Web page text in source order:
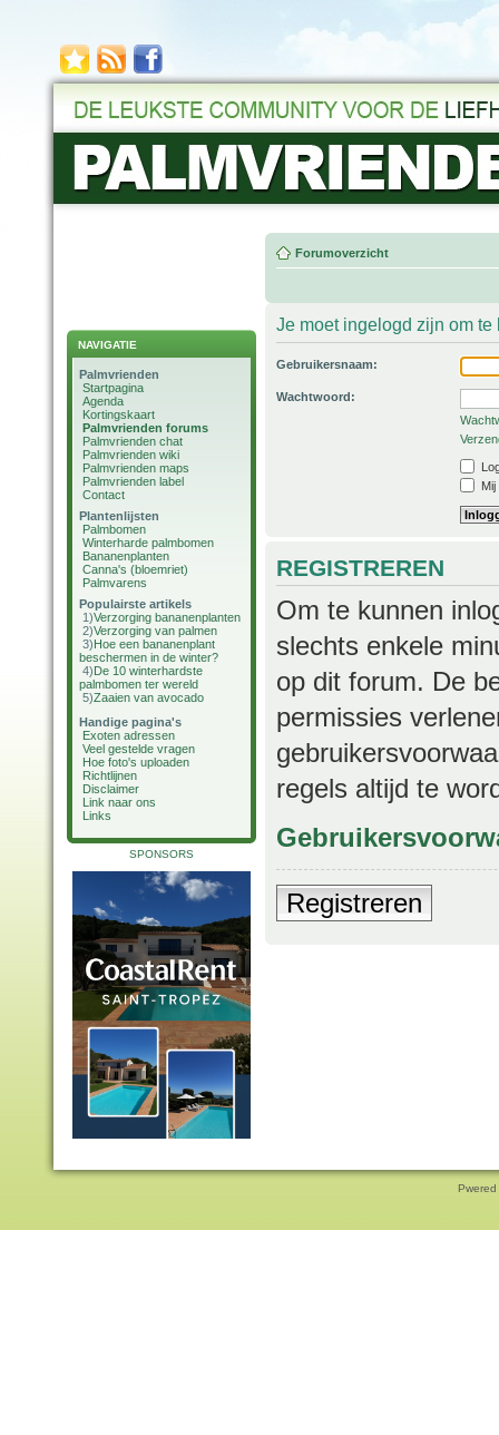
NAVIGATIE
Palmvrienden
Startpagina
Agenda
Kortingskaart
Palmvrienden forums
Palmvrienden chat
Palmvrienden wiki
Palmvrienden maps
Palmvrienden label
Contact
Plantenlijsten
Palmbomen
Winterharde palmbomen
Bananenplanten
Canna's (bloemriet)
Palmvarens
Populairste artikels
1)Verzorging bananenplanten
2)Verzorging van palmen
3)Hoe een bananenplant
beschermen in de winter?
4)De 10 winterhardste
palmbomen ter wereld
5)Zaaien van avocado
Handige pagina's
Exoten adressen
Veel gestelde vragen
Hoe foto's uploaden
Richtlijnen
Disclaimer
Link naar ons
Links
SPONSORS
Forumoverzicht
Je moet ingelogd zijn om
Gebruikersnaam:
Wachtwoord:
REGISTREREN
Om te kunnen
slechts enkele
op dit forum. De
permissies
regels altijd te
Registreren